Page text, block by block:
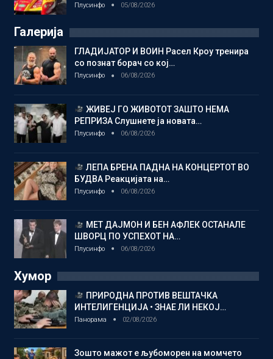
Плусинфо 05/08/2026
Галерија
ГЛАДИЈАТОР И ВОИН Расел Кроу тренира
со познат борач со кој…
Плусинфо 06/08/2026
ЖИВЕЈ ГО ЖИВОТОТ ЗАШТО НЕМА
РЕПРИЗА Слушнете ја новата…
Плусинфо 06/08/2026
ЛЕПА БРЕНА ПАДНА НА КОНЦЕРТОТ ВО
БУДВА Реакцијата на…
Плусинфо 06/08/2026
МЕТ ДАЈМОН И БЕН АФЛЕК ОСТАНАЛЕ
ШВОРЦ ПО УСПЕХОТ НА…
Плусинфо 06/08/2026
Хумор
ПРИРОДНА ПРОТИВ ВЕШТАЧКА
ИНТЕЛИГЕНЦИЈА • ЗНАЕ ЛИ НЕКОЈ…
Панорама 02/08/2026
Зошто мажот е љубоморен на момчето